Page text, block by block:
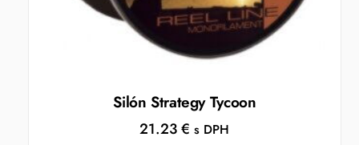
Silón Strategy Tycoon
21.23€ s DPH